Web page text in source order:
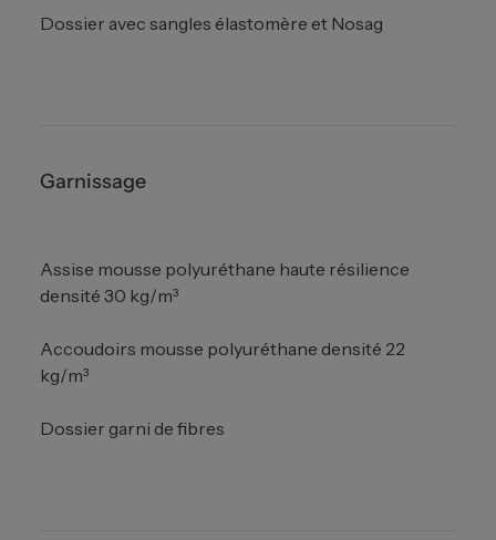
Dossier avec sangles élastomère et Nosag
Garnissage
Assise mousse polyuréthane haute résilience
densité 30 kg/m³
Accoudoirs mousse polyuréthane densité 22
kg/m³
Dossier garni de fibres